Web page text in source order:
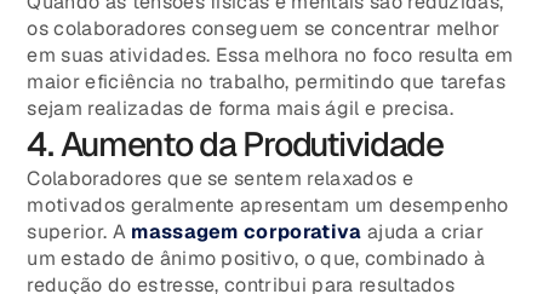
os colaboradores conseguem se concentrar melhor
em suas atividades. Essa melhora no foco resulta em
maior eficiência no trabalho, permitindo que tarefas
sejam realizadas de forma mais ágil e precisa.
4. Aumento da Produtividade
Colaboradores que se sentem relaxados e
motivados geralmente apresentam um desempenho
superior. A massagem corporativa ajuda a criar
um estado de ânimo positivo, o que, combinado à
redução do estresse, contribui para resultados